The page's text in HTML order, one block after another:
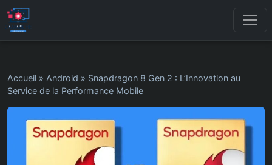
Accueil » Android » Snapdragon 8 Gen 2 : L’Innovation au
Service de la Performance Mobile